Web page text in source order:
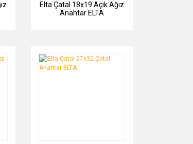
Elta Çatal 18x19 Açık Ağız
Anahtar ELTA